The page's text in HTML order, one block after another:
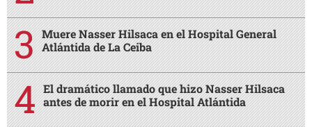
Muere Nasser Hilsaca en el Hospital General
Atlántida de La Ceiba
El dramático llamado que hizo Nasser Hilsaca
antes de morir en el Hospital Atlántida